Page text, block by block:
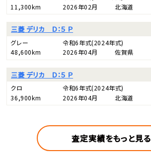
11,300km
2026年02月 北海道
三菱 デリカ Ｄ：５ Ｐ
グレー 令和6年式(2024年式)
48,600km
2026年04月 佐賀県
三菱 デリカ Ｄ：５ Ｐ
クロ 令和6年式(2024年式)
36,900km
2026年04月 北海道
査定実績をもっと見る